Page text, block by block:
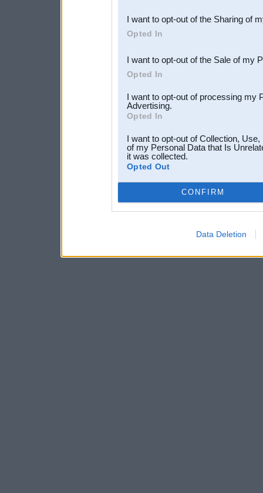
Downstream Participants
third parties.
I want to opt-out of the Sharing of
Opted In
I want to opt-out of the Sale of my
Opted In
I want to opt-out of processing my
Advertising.
Opted In
I want to opt-out of Collection,
of my Personal Data that Is
it was collected.
Opted Out
CONFIRM
Data Deletion